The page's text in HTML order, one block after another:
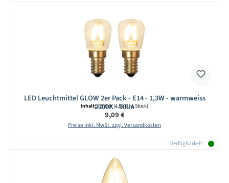
LED Leuchtmittel GLOW 2er Pack - E14 - 1,3W - warmweiss
2100K - 90lm
Inhalt:2 Stück(4,55 € / 1 Stück)
Regulärer Preis:
9,09 €
Preise inkl. MwSt. zzgl. Versandkosten
Verfügbarkeit: